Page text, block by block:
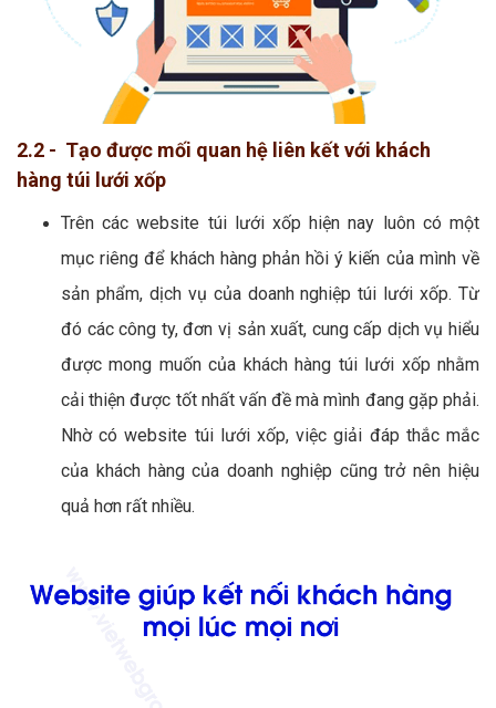
2.2 - Tạo được mối quan hệ liên kết với khách
hàng túi lưới xốp
Trên các website túi lưới xốp hiện nay luôn có một
mục riêng để khách hàng phản hồi ý kiến của mình về
sản phẩm, dịch vụ của doanh nghiệp túi lưới xốp. Từ
đó các công ty, đơn vị sản xuất, cung cấp dịch vụ hiểu
được mong muốn của khách hàng túi lưới xốp nhằm
cải thiện được tốt nhất vấn đề mà mình đang gặp phải.
Nhờ có website túi lưới xốp, việc giải đáp thắc mắc
của khách hàng của doanh nghiệp cũng trở nên hiệu
quả hơn rất nhiều.